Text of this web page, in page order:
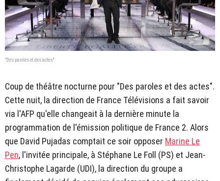
"Des paroles et des actes"
Coup de théâtre nocturne pour "Des paroles et des actes".
Cette nuit, la direction de France Télévisions a fait savoir
via l'AFP qu'elle changeait à la dernière minute la
programmation de l'émission politique de France 2. Alors
que David Pujadas comptait ce soir opposer Marine Le
Pen, l'invitée principale, à Stéphane Le Foll (PS) et Jean-
Christophe Lagarde (UDI), la direction du groupe a